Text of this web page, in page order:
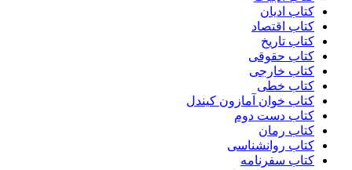
کتاب ادیان
کتاب اقتصاد
کتاب تاریخ
کتاب حقوقی
کتاب خارجی
کتاب خطی
کتاب خوان آمازون کیندل
کتاب دست دوم
کتاب رمان
کتاب روانشناسی
کتاب سفرنامه